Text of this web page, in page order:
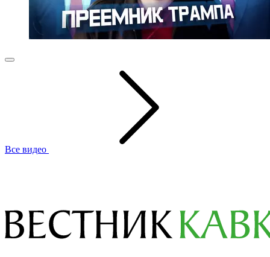
Все видео